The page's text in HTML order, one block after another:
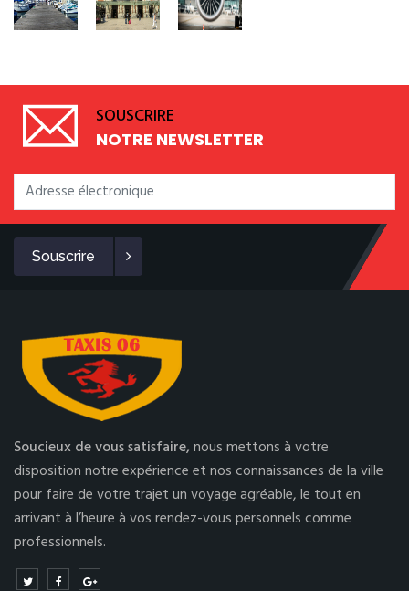
SOUSCRIRE
NOTRE NEWSLETTER
Souscrire
Soucieux de vous satisfaire,nous mettons à votre
disposition notre expérience et nos connaissances de la ville
pour faire de votre trajet un voyage agréable, le tout en
arrivant à l’heure à vos rendez-vous personnels comme
professionnels.